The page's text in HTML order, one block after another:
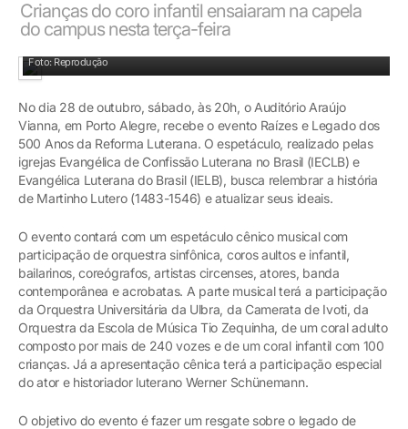
Crianças do coro infantil ensaiaram na capela
do campus nesta terça-feira
Foto: Reprodução
No dia 28 de outubro, sábado, às 20h, o Auditório Araújo
Vianna, em Porto Alegre, recebe o evento Raízes e Legado dos
500 Anos da Reforma Luterana. O espetáculo, realizado pelas
igrejas Evangélica de Confissão Luterana no Brasil (IECLB) e
Evangélica Luterana do Brasil (IELB), busca relembrar a história
de Martinho Lutero (1483-1546) e atualizar seus ideais.
O evento contará com um espetáculo cênico musical com
participação de orquestra sinfônica, coros aultos e infantil,
bailarinos, coreógrafos, artistas circenses, atores, banda
contemporânea e acrobatas. A parte musical terá a participação
da Orquestra Universitária da Ulbra, da Camerata de Ivoti, da
Orquestra da Escola de Música Tio Zequinha, de um coral adulto
composto por mais de 240 vozes e de um coral infantil com 100
crianças. Já a apresentação cênica terá a participação especial
do ator e historiador luterano Werner Schünemann.
O objetivo do evento é fazer um resgate sobre o legado de